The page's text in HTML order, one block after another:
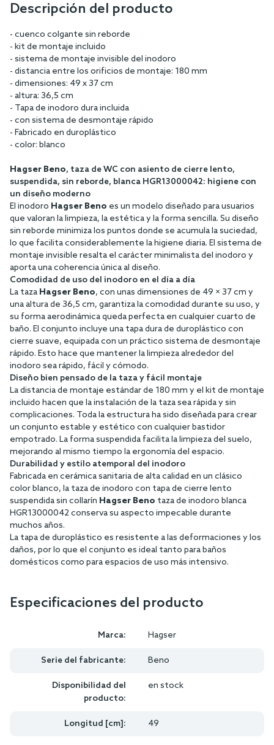
Descripción del producto
- cuenco colgante sin reborde
- kit de montaje incluido
- sistema de montaje invisible del inodoro
- distancia entre los orificios de montaje: 180 mm
- dimensiones: 49 x 37 cm
- altura: 36,5 cm
- Tapa de inodoro dura incluida
- con sistema de desmontaje rápido
- Fabricado en duroplástico
- color: blanco
Hagser Beno, taza de WC con asiento de cierre lento,
suspendida, sin reborde, blanca HGR13000042: higiene con
un diseño moderno
El inodoro Hagser Beno es un modelo diseñado para usuarios
que valoran la limpieza, la estética y la forma sencilla. Su diseño
sin reborde minimiza los puntos donde se acumula la suciedad,
lo que facilita considerablemente la higiene diaria. El sistema de
montaje invisible resalta el carácter minimalista del inodoro y
aporta una coherencia única al diseño.
Comodidad de uso del inodoro en el día a día
La taza Hagser Beno, con unas dimensiones de 49 × 37 cm y
una altura de 36,5 cm, garantiza la comodidad durante su uso, y
su forma aerodinámica queda perfecta en cualquier cuarto de
baño. El conjunto incluye una tapa dura de duroplástico con
cierre suave, equipada con un práctico sistema de desmontaje
rápido. Esto hace que mantener la limpieza alrededor del
inodoro sea rápido, fácil y cómodo.
Diseño bien pensado de la taza y fácil montaje
La distancia de montaje estándar de 180 mm y el kit de montaje
incluido hacen que la instalación de la taza sea rápida y sin
complicaciones. Toda la estructura ha sido diseñada para crear
un conjunto estable y estético con cualquier bastidor
empotrado. La forma suspendida facilita la limpieza del suelo,
mejorando al mismo tiempo la ergonomía del espacio.
Durabilidad y estilo atemporal del inodoro
Fabricada en cerámica sanitaria de alta calidad en un clásico
color blanco, la taza de inodoro con tapa de cierre lento
suspendida sin collarín Hagser Beno taza de inodoro blanca
HGR13000042 conserva su aspecto impecable durante
muchos años.
La tapa de duroplástico es resistente a las deformaciones y los
daños, por lo que el conjunto es ideal tanto para baños
domésticos como para espacios de uso más intensivo.
Especificaciones del producto
Marca: Hagser
Serie del fabricante: Beno
Disponibilidad del
producto:
en stock
Longitud [cm]: 49